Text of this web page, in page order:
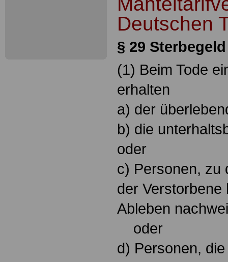
Deutschen
§ 29
(1) Beim Tode
erhalten
a) der
b) die
oder
c) Personen, zu
der Verstorbene
Ableben
oder
d) Personen,